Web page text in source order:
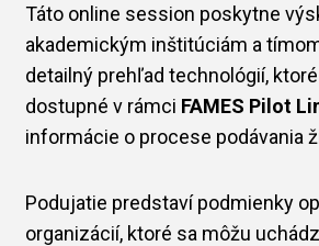
Táto online session poskytne
akademickým inštitúciám a
detailný prehľad technológií,
dostupné v rámci FAMES Pilot
informácie o procese podávania
Podujatie predstaví podmienky
organizácií, ktoré sa môžu